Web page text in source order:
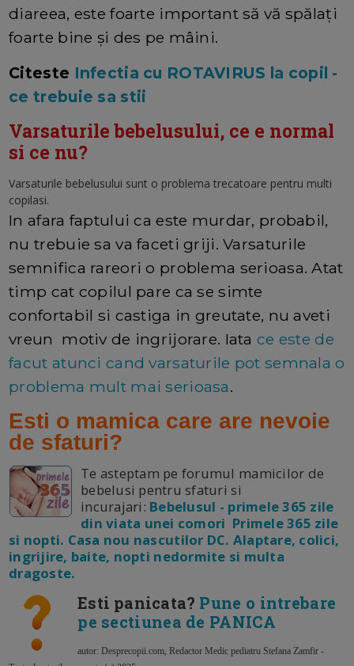
diareea, este foarte important să vă spălați
foarte bine și des pe mâini.
Citeste Infectia cu ROTAVIRUS la copil -
ce trebuie sa stii
Varsaturile bebelusului, ce e normal
si ce nu?
Varsaturile bebelusului sunt o problema trecatoare pentru multi
copilasi.
In afara faptului ca este murdar, probabil,
nu trebuie sa va faceti griji. Varsaturile
semnifica rareori o problema serioasa. Atat
timp cat copilul pare ca se simte
confortabil si castiga in greutate, nu aveti
vreun motiv de ingrijorare. Iata ce este de
facut atunci cand varsaturile pot semnala o
problema mult mai serioasa.
Esti o mamica care are nevoie
de sfaturi?
Te asteptam pe forumul mamicilor de
bebelusi pentru sfaturi si
incurajari: Bebelusul - primele 365 zile
din viata unei comori Primele 365 zile
si nopti. Casa nou nascutilor DC. Alaptare, colici,
ingrijire, baite, nopti nedormite si multa
dragoste.
Esti panicata? Pune o intrebare
pe sectiunea de PANICA
autor: Desprecopii.com, Redactor Medic pediatru Stefana Zamfir -